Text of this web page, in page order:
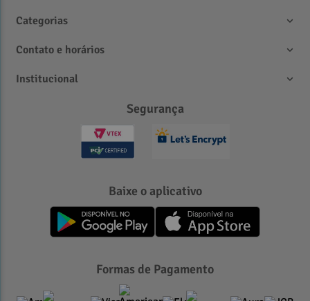
Categorias
Contato e horários
Institucional
Segurança
Baixe o aplicativo
Formas de Pagamento